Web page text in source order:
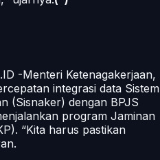
-Menteri Ketenagakerjaan,
integrasi data Sistem
(Sisnaker) dengan BPJS
program Jaminan
“Kita harus pastikan